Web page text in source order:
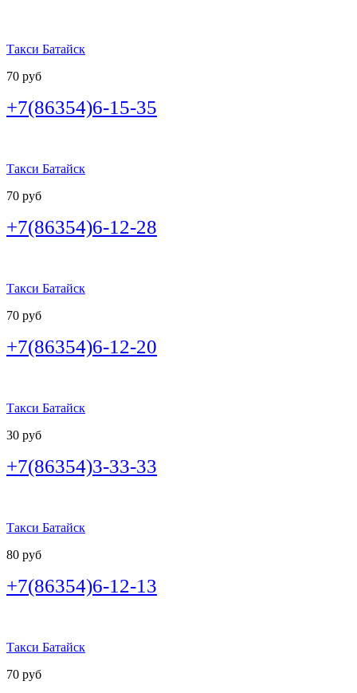
Такси Батайск
70 руб
+7(86354)6-15-35
Такси Батайск
70 руб
+7(86354)6-12-28
Такси Батайск
70 руб
+7(86354)6-12-20
Такси Батайск
30 руб
+7(86354)3-33-33
Такси Батайск
80 руб
+7(86354)6-12-13
Такси Батайск
70 руб